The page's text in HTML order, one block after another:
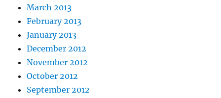
March 2013
February 2013
January 2013
December 2012
November 2012
October 2012
September 2012